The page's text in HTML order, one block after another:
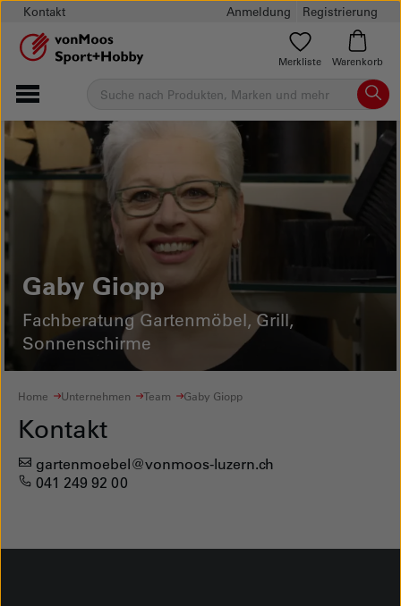
Kontakt Anmeldung Registrierung
Merkliste Warenkorb
Gaby Giopp
Fachberatung Gartenmöbel, Grill,
Sonnenschirme
Home Unternehmen Team Gaby Giopp
Kontakt
gartenmoebel@vonmoos-luzern.ch
041 249 92 00